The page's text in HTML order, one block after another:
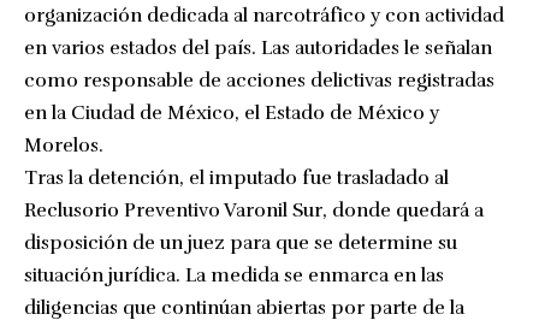
organización dedicada al narcotráfico y con actividad
en varios estados del país. Las autoridades le señalan
como responsable de acciones delictivas registradas
en la Ciudad de México, el Estado de México y
Morelos.
Tras la detención, el imputado fue trasladado al
Reclusorio Preventivo Varonil Sur, donde quedará a
disposición de un juez para que se determine su
situación jurídica. La medida se enmarca en las
diligencias que continúan abiertas por parte de la